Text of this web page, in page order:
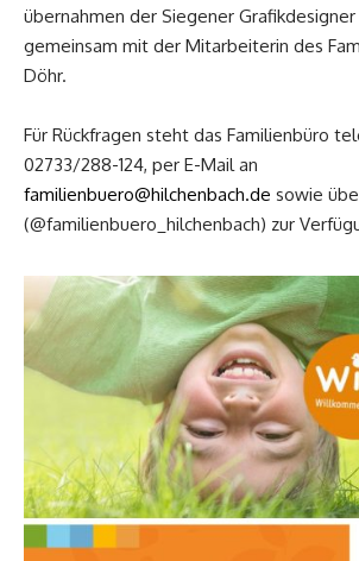
übernahmen der Siegener Grafikdesigner
gemeinsam mit der Mitarbeiterin des
Döhr.
Für Rückfragen steht das Familienbüro
02733/288-124, per E-Mail an
familienbuero@hilchenbach.de sowie
(@familienbuero_hilchenbach) zur